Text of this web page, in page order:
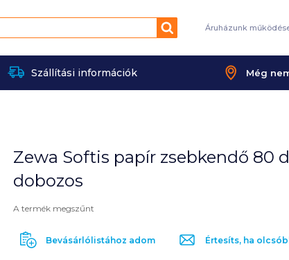
Keresés Áruházunk
Szállítási információk Még
Zewa Softis papír zsebkendő 80
dobozos
A termék megszűnt
Bevásárlólistához adom Értesíts, ha